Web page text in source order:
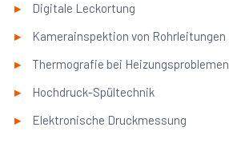
Digitale Leckortung
Kamerainspektion von Rohrleitungen
Thermografie bei Heizungsproblemen
Hochdruck-Spültechnik
Elektronische Druckmessung